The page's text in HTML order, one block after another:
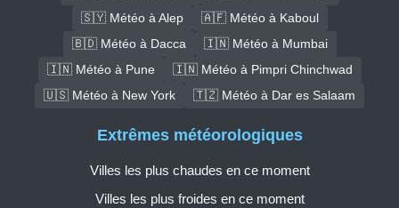
🇸🇾 Météo à Alep
🇦🇫 Météo à Kaboul
🇧🇩 Météo à Dacca
🇮🇳 Météo à Mumbai
🇮🇳 Météo à Pune
🇮🇳 Météo à Pimpri Chinchwad
🇺🇸 Météo à New York
🇹🇿 Météo à Dar es Salaam
Extrêmes météorologiques
Villes les plus chaudes en ce moment
Villes les plus froides en ce moment